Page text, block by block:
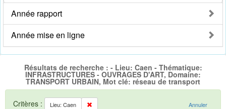
Année rapport
Année mise en ligne
Résultats de recherche : - Lieu: Caen - Thématique:
INFRASTRUCTURES - OUVRAGES D'ART, Domaine:
TRANSPORT URBAIN, Mot clé: réseau de transport
Critères : Lieu: Caen Annuler